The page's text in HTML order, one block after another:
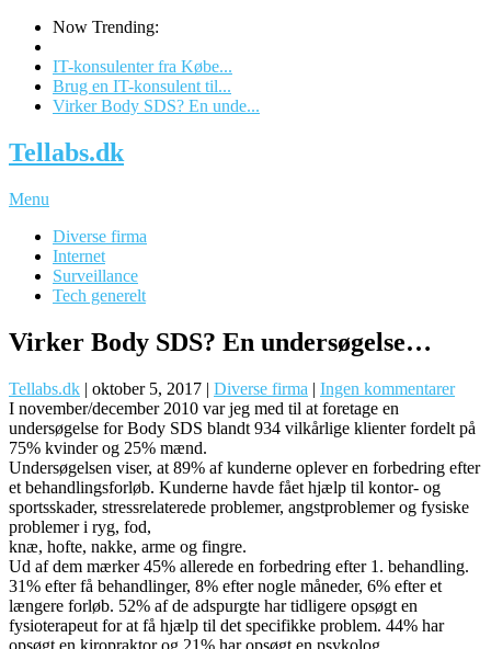
Now Trending:
IT-konsulenter fra Købe...
Brug en IT-konsulent til...
Virker Body SDS? En unde...
Tellabs.dk
Menu
Diverse firma
Internet
Surveillance
Tech generelt
Virker Body SDS? En undersøgelse…
Tellabs.dk | oktober 5, 2017 | Diverse firma | Ingen kommentarer
I november/december 2010 var jeg med til at foretage en
undersøgelse for Body SDS blandt 934 vilkårlige klienter fordelt på
75% kvinder og 25% mænd.
Undersøgelsen viser, at 89% af kunderne oplever en forbedring efter
et behandlingsforløb. Kunderne havde fået hjælp til kontor- og
sportsskader, stressrelaterede problemer, angstproblemer og fysiske
problemer i ryg, fod,
knæ, hofte, nakke, arme og fingre.
Ud af dem mærker 45% allerede en forbedring efter 1. behandling.
31% efter få behandlinger, 8% efter nogle måneder, 6% efter et
længere forløb. 52% af de adspurgte har tidligere opsøgt en
fysioterapeut for at få hjælp til det specifikke problem. 44% har
opsøgt en kiropraktor og 21% har opsøgt en psykolog